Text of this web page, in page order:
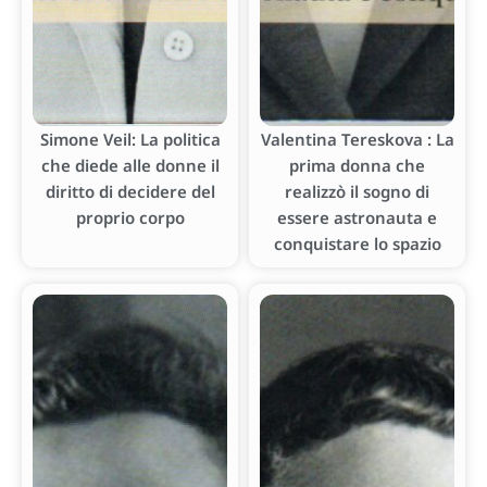
Simone Veil: La politica
che diede alle donne il
diritto di decidere del
proprio corpo
Valentina Tereskova : La
prima donna che
realizzò il sogno di
essere astronauta e
conquistare lo spazio